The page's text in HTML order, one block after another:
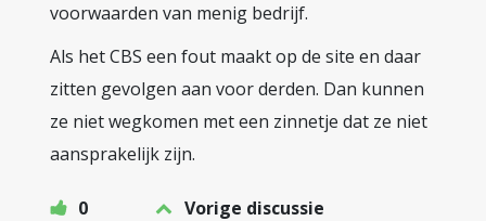
voorwaarden van menig bedrijf.
Als het CBS een fout maakt op de site en daar
zitten gevolgen aan voor derden. Dan kunnen
ze niet wegkomen met een zinnetje dat ze niet
aansprakelijk zijn.
0 Vorige discussie